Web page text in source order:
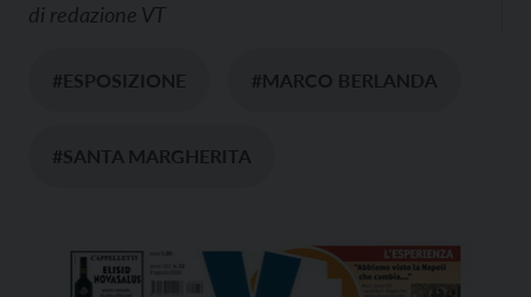
di redazione VT
#ESPOSIZIONE #MARCO BERLANDA
#SANTA MARGHERITA